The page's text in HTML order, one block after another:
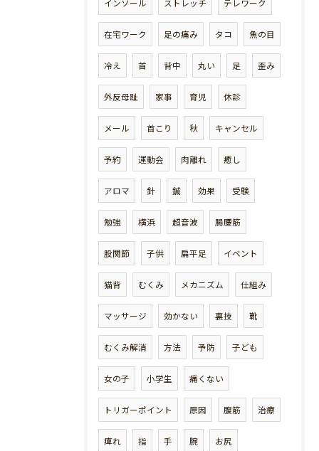
インソール ストレッチ テレワーク
在宅ワーク 足の痛み タコ 魚の目
冷え 首 背中 丸い 足 歪み
外反母趾 家事 育児 休診
メール 首こり 秋 キャンセル
予約 運動会 肉離れ 癒し
アロマ 針 鍼 効果 受験
勉強 横浜 超音波 腸腰筋
股関節 子供 扁平足 イベント
猫背 むくみ メカニズム 仕組み
マッサージ 効かない 裏技 靴
むくみ解消 方法 予防 子ども
女の子 小学生 痛くない
トリガーポイント 原因 腹筋 治療
痺れ 指 手 腕 お尻